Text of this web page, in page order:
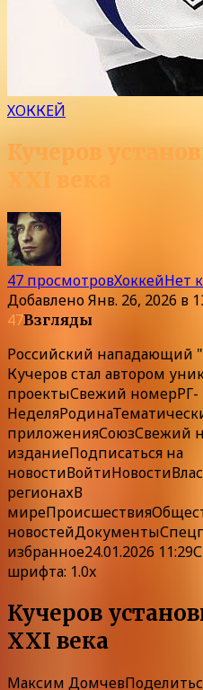
ХОККЕЙ
Кучеров
XXI века
47 просмотровХоккейНет
ДобавленоЯнв. 26, 2026 в
47Взгляды
Российский нападающий
Кучеров стал автором
проектыСвежий номерРГ-
НеделяРодина
приложенияСоюзСвежий
изданиеПодписаться на
новостиВойтиНовости
регионахВ
миреПроисшествия
новостей
избранное24.01.2026
шрифта: 1.0x
Кучеров
XXI века
Максим Домчев